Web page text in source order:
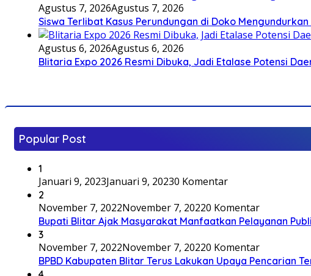
Agustus 7, 2026Agustus 7, 2026
Siswa Terlibat Kasus Perundungan di Doko
Agustus 6, 2026Agustus 6, 2026
Blitaria Expo 2026 Resmi Dibuka, Jadi Etalase Potensi
Popular Post
1
Januari 9, 2023Januari 9, 20230 Komentar
2
November 7, 2022November 7, 20220 Komentar
Bupati Blitar Ajak Masyarakat Manfaatkan Pelayanan
3
November 7, 2022November 7, 20220 Komentar
BPBD Kabupaten Blitar Terus Lakukan Upaya Pencarian